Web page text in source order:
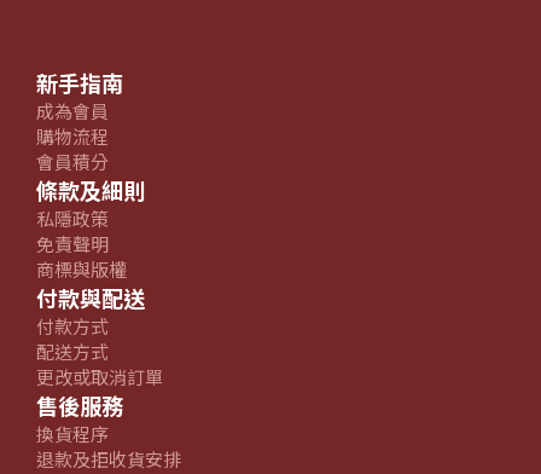
新手指南
成為會員
購物流程
會員積分
條款及細則
私隱政策
免責聲明
商標與版權
付款與配送
付款方式
配送方式
更改或取消訂單
售後服務
換貨程序
退款及拒收貨安排